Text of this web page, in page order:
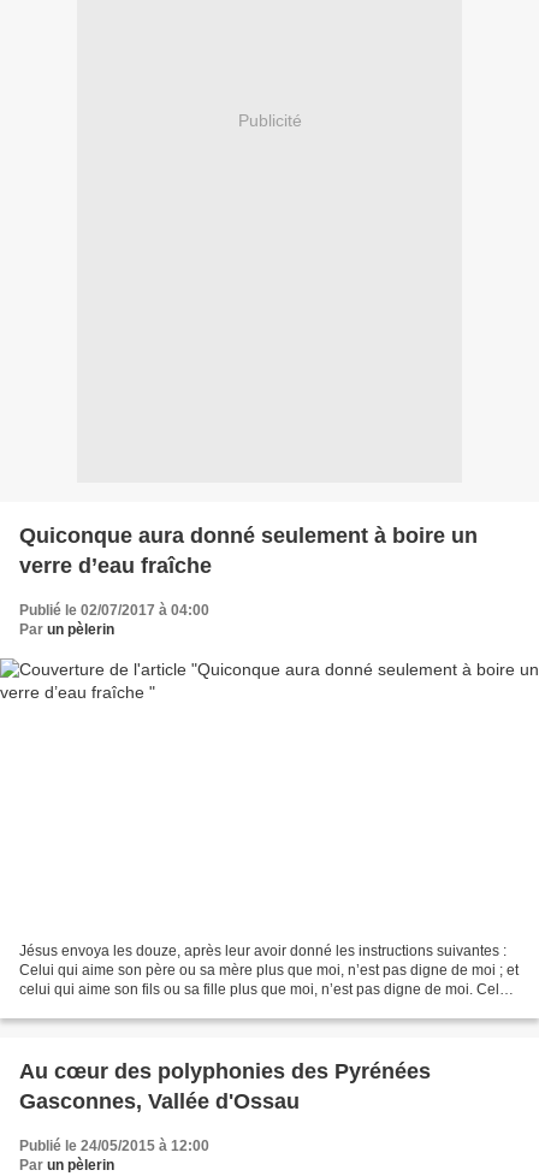
Publicité
Quiconque aura donné seulement à boire un
verre d’eau fraîche
Publié le 02/07/2017 à 04:00
Par un pèlerin
Jésus envoya les douze, après leur avoir donné les instructions suivantes :
Celui qui aime son père ou sa mère plus que moi, n’est pas digne de moi ; et
celui qui aime son fils ou sa fille plus que moi, n’est pas digne de moi. Celui
Au cœur des polyphonies des Pyrénées
Gasconnes, Vallée d'Ossau
Publié le 24/05/2015 à 12:00
Par un pèlerin